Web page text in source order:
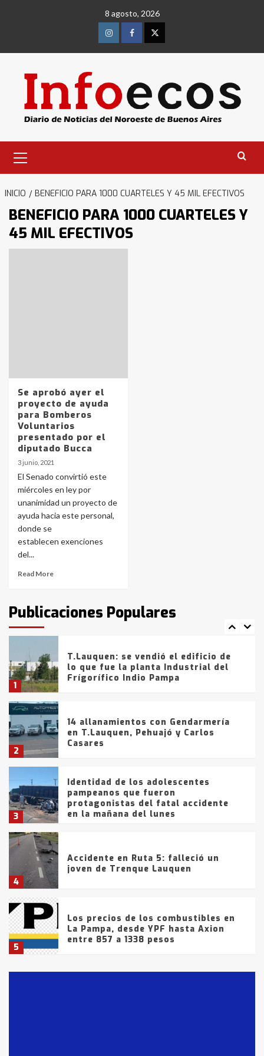
8 agosto, 2026
InstagramFacebookTwitter
primario
INICIO BENEFICIO PARA 1000 CUARTELES Y 45 MIL EFECTIVOS
BENEFICIO PARA 1000 CUARTELES Y
45 MIL EFECTIVOS
Se aprobó ayer el
proyecto de ayuda
para Bomberos
Voluntarios
presentado por el
diputado Bucca
3 junio, 2021
El Senado convirtió este
miércoles en ley por
unanimidad un proyecto de
ayuda hacia este personal,
donde se
establecen exenciones
del...
Read More
Publicaciones Populares
4
Accidente en Ruta 5: falleció un
joven de Trenque Lauquen
5
entre 857 a 1338 pesos
6
La Bolsa de Cereales de Bahía
con lluvias y heladas, en gran parte
fueron detenidos por
comercialización de drogas en la
tarde del sábado
1
T.Lauquen: se vendió el edificio de
lo que fue la planta Industrial del
Frígorífico Indio Pampa
2
14 allanamientos con Gendarmería
en T.Lauquen, Pehuajó y Carlos
Casares
3
Identidad de los adolescentes
pampeanos que fueron
protagonistas del fatal accidente
en la mañana del lunes
4
Accidente en Ruta 5: falleció un
joven de Trenque Lauquen
5
Los precios de los combustibles en
La Pampa, desde YPF hasta Axion
entre 857 a 1338 pesos